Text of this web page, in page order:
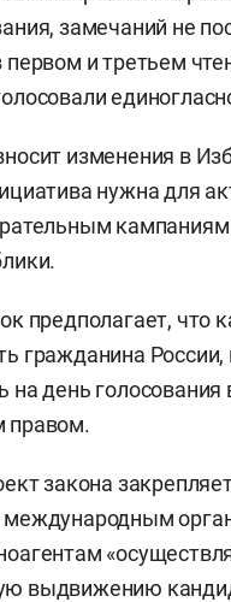
замечаний не
первом и третьем
изменения в
нужна для
предполагает, что
гражданина
на день
правом.
закона
международным
выдвижению